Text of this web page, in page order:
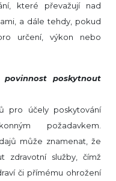
které převažují nad
a dále tehdy, pokud
určení, výkon nebo
poskytnout
pro účely poskytování
požadavkem.
může znamenat, že
zdravotní služby, čímž
či přímému ohrožení